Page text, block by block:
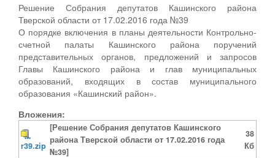
Решение Собрания депутатов Кашинского района
Тверской области от 17.02.2016 года №39
О порядке включения в планы деятельности Контрольно-
счетной палаты Кашинского района поручений
представительных органов, предложений и запросов
Главы Кашинского района и глав муниципальных
образований, входящих в состав муниципального
образования «Кашинский район».
Вложения:
r39.zip
[Решение Собрания депутатов Кашинского
района Тверской области от 17.02.2016 года
№39]
38
Кб